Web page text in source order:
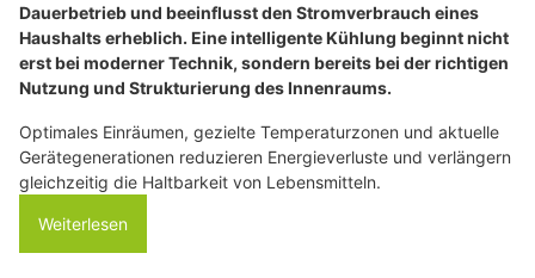
Dauerbetrieb und beeinflusst den Stromverbrauch eines
Haushalts erheblich. Eine intelligente Kühlung beginnt nicht
erst bei moderner Technik, sondern bereits bei der richtigen
Nutzung und Strukturierung des Innenraums.
Optimales Einräumen, gezielte Temperaturzonen und aktuelle
Gerätegenerationen reduzieren Energieverluste und verlängern
gleichzeitig die Haltbarkeit von Lebensmitteln.
Weiterlesen